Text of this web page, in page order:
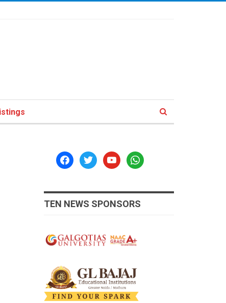
facebooktwitteryoutubewhatsapp
TEN NEWS SPONSORS